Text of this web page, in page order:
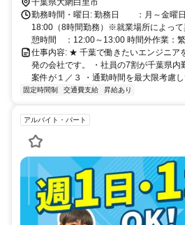
千葉県大網白里市
勤務時間・曜日: 勤務日 ：月～金曜
18:00（8時間勤務）※就業場所によっ
憩時間 ：12:00～13:00 時間外作業：
仕事内容: ★ 千葉で働きたいエンジニア
発の会社です。 ・社員の7割が千葉県内
案件が１／３ ・通勤時間を最大限考慮
固定時間制 交通費支給 昇給あり
アルバイト・パート